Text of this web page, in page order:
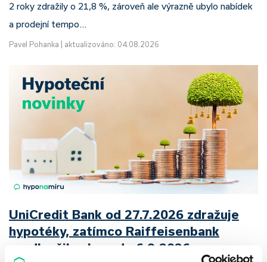
2 roky zdražily o 21,8 %, zároveň ale výrazně ubylo nabídek
a prodejní tempo…
Pavel Pohanka aktualizováno: 04.08.2026
UniCredit Bank od 27.7.2026 zdražuje
hypotéky, zatímco Raiffeisenbank
prodloužila slevu do 6.9.2026